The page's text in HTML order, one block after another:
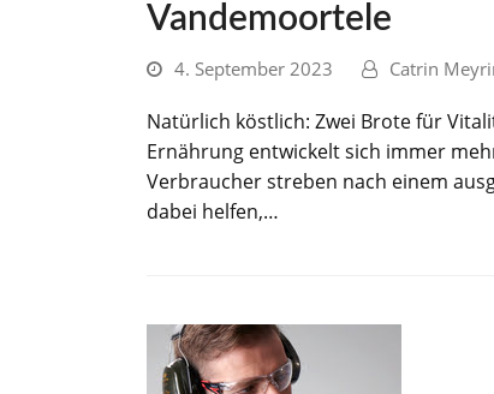
Vandemoortele
4. September 2023 Catrin
Natürlich köstlich: Zwei Brote für
Ernährung entwickelt sich immer
Verbraucher streben nach einem
dabei helfen,…